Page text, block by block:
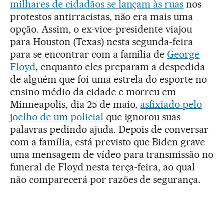
milhares de cidadãos se lançam às ruas nos
protestos antirracistas, não era mais uma
opção. Assim, o ex-vice-presidente viajou
para Houston (Texas) nesta segunda-feira
para se encontrar com a família deGeorge
Floyd, enquanto eles preparam a despedida
de alguém que foi uma estrela do esporte no
ensino médio da cidade e morreu em
Minneapolis, dia 25 de maio, asfixiado pelo
joelho de um policial que ignorou suas
palavras pedindo ajuda. Depois de conversar
com a família, está previsto que Biden grave
uma mensagem de vídeo para transmissão no
funeral de Floyd nesta terça-feira, ao qual
não comparecerá por razões de segurança.